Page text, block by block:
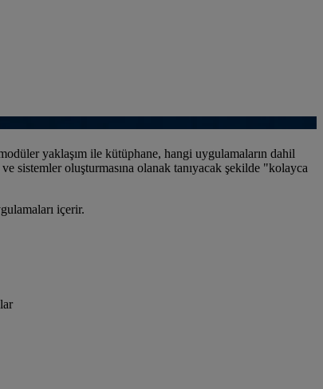
yaklaşım ile kütüphane, hangi uygulamaların dahil
sistemler oluşturmasına olanak tanıyacak şekilde "kolayca
içerir.